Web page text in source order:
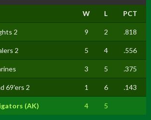
W L PCT
2 9 2 .818
2 5 4 .556
3 5 .375
69'ers 2 1 6 .143
(AK) 4 5